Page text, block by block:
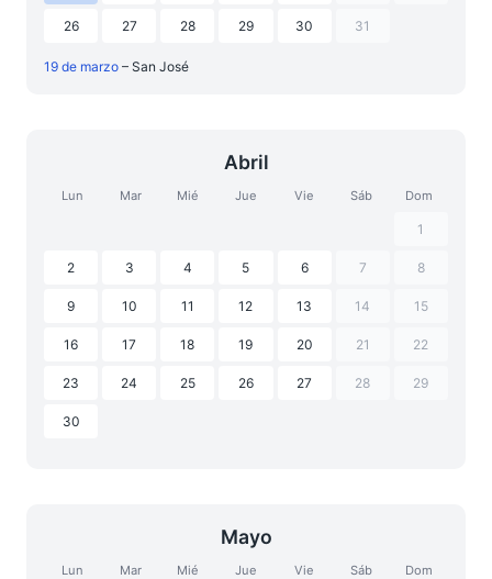
26 27 28 29 30 31
19 de marzo – San José
Abril
Lun Mar Mié Jue Vie Sáb Dom
1
2 3 4 5 6 7 8
9 10 11 12 13 14 15
16 17 18 19 20 21 22
23 24 25 26 27 28 29
30
Mayo
Lun Mar Mié Jue Vie Sáb Dom